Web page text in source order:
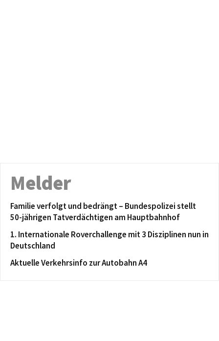
Melder
Familie verfolgt und bedrängt – Bundespolizei stellt
50-jährigen Tatverdächtigen am Hauptbahnhof
1. Internationale Roverchallenge mit 3 Disziplinen nun in
Deutschland
Aktuelle Verkehrsinfo zur Autobahn A4